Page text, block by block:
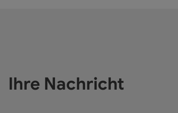
Ihre Nachricht